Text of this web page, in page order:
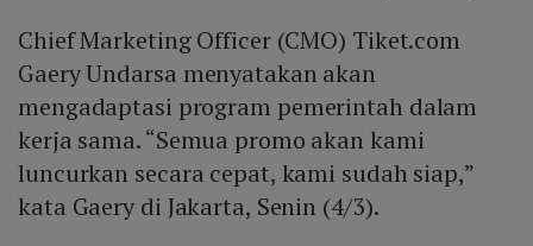
Chief Marketing Officer (CMO) Tiket.com
Gaery Undarsa menyatakan akan
mengadaptasi program pemerintah dalam
kerja sama. “Semua promo akan kami
luncurkan secara cepat, kami sudah siap,”
kata Gaery di Jakarta, Senin (4/3).